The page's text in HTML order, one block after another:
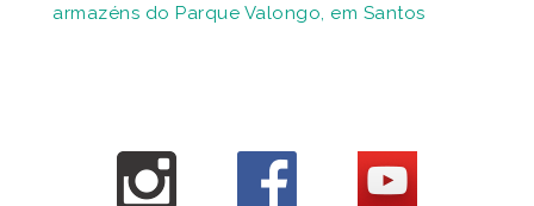
armazéns do Parque Valongo, em Santos